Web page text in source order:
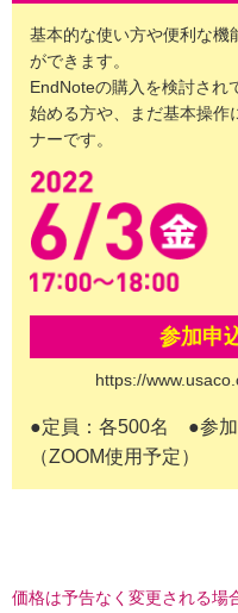
基本的な使い方や便利な機
ができます。
EndNoteの購入を検討され
始める方や、まだ基本操作
ナーです。
参加申
https://
●定員：各500名 ●参
（ZOOM使用予定）
価格は予告なく変更される場